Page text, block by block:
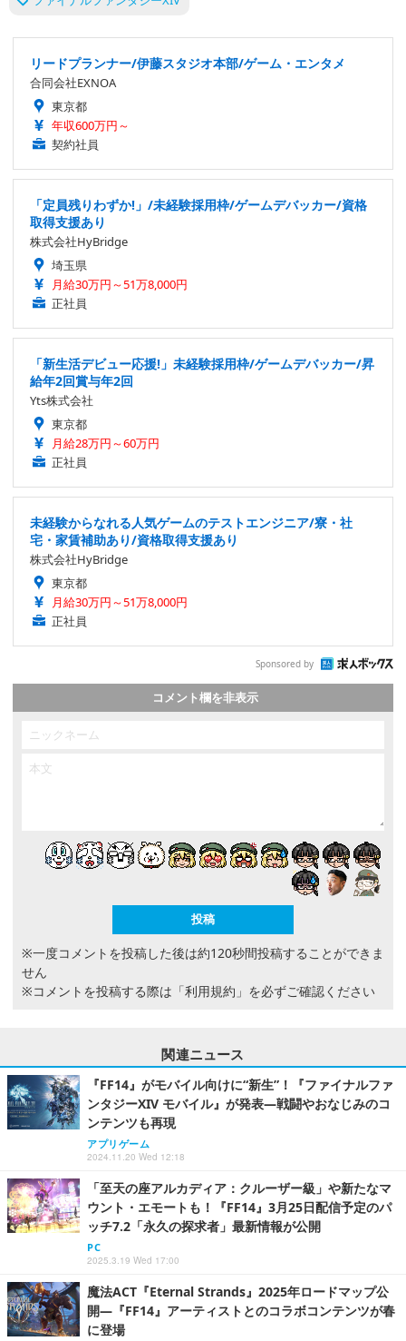
リードプランナー/伊藤スタジオ本部/ゲーム・エンタメ
合同会社EXNOA
東京都
年収600万円～
契約社員
「定員残りわずか!」/未経験採用枠/ゲームデバッカー/資格
取得支援あり
株式会社HyBridge
埼玉県
月給30万円～51万8,000円
正社員
「新生活デビュー応援!」未経験採用枠/ゲームデバッカー/昇
給年2回賞与年2回
Yts株式会社
東京都
月給28万円～60万円
正社員
未経験からなれる人気ゲームのテストエンジニア/寮・社
宅・家賃補助あり/資格取得支援あり
株式会社HyBridge
東京都
月給30万円～51万8,000円
正社員
Sponsored by
コメント欄を非表示
※一度コメントを投稿した後は約120秒間投稿することができま
せん
※コメントを投稿する際は 「利用規約」 を必ずご確認ください
関連ニュース
『FF14』がモバイル向けに“新生”！『ファイナルファ
ンタジーXIV モバイル』が発表―戦闘やおなじみのコ
ンテンツも再現
アプリゲーム
2024.11.20 Wed 12:18
「至天の座アルカディア：クルーザー級」や新たなマ
ウント・エモートも！『FF14』3月25日配信予定のパ
ッチ7.2「永久の探求者」最新情報が公開
PC
2025.3.19 Wed 17:00
魔法ACT『Eternal Strands』2025年ロードマップ公
開―『FF14』アーティストとのコラボコンテンツが春
に登場